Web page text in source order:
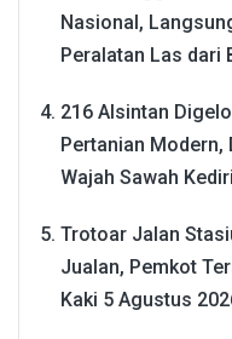
Nasional,
Peralatan Las dari
216 Alsintan
Pertanian Modern,
Wajah Sawah Kediri
Trotoar Jalan
Jualan, Pemkot
Kaki 5 Agustus